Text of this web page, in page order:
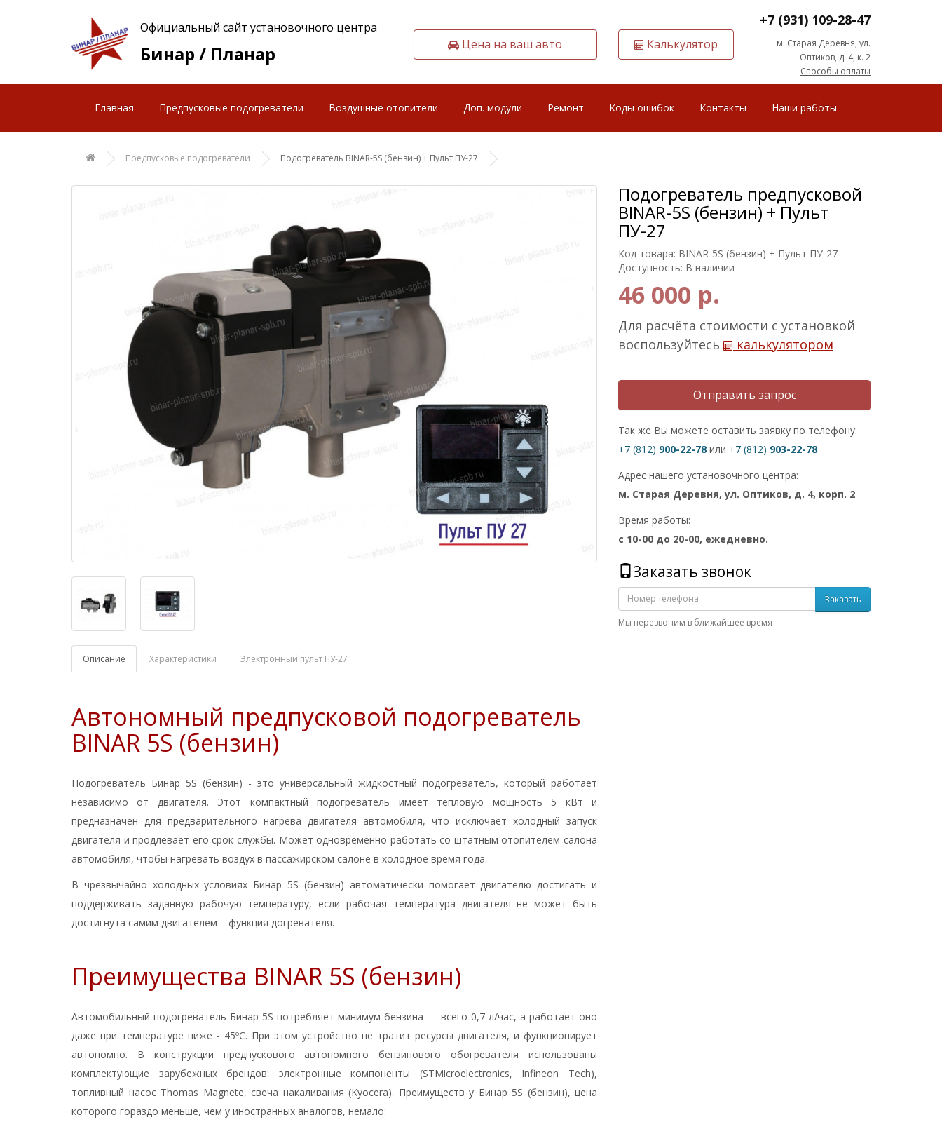
Официальный сайт установочного центра
Бинар / Планар Цена на ваш авто Калькулятор
+7 (931) 109-28-47
м. Старая Деревня, ул.
Оптиков, д. 4, к. 2
Способы оплаты
Главная Предпусковые подогреватели Воздушные отопители Доп. модули Ремонт Коды ошибок Контакты Наши работы
Предпусковые подогреватели Подогреватель BINAR-5S (бензин) + Пульт ПУ-27
Описание Характеристики Электронный пульт ПУ-27
Автономный предпусковой подогреватель
BINAR 5S (бензин)
Подогреватель Бинар 5S (бензин) - это универсальный жидкостный подогреватель, который работает
независимо от двигателя. Этот компактный подогреватель имеет тепловую мощность 5 кВт и
предназначен для предварительного нагрева двигателя автомобиля, что исключает холодный запуск
двигателя и продлевает его срок службы. Может одновременно работать со штатным отопителем салона
автомобиля, чтобы нагревать воздух в пассажирском салоне в холодное время года.
В чрезвычайно холодных условиях Бинар 5S (бензин) автоматически помогает двигателю достигать и
поддерживать заданную рабочую температуру, если рабочая температура двигателя не может быть
достигнута самим двигателем – функция догревателя.
Преимущества BINAR 5S (бензин)
Автомобильный подогреватель Бинар 5S потребляет минимум бензина — всего 0,7 л/час, а работает оно
даже при температуре ниже - 45ºC. При этом устройство не тратит ресурсы двигателя, и функционирует
автономно. В конструкции предпускового автономного бензинового обогревателя использованы
комплектующие зарубежных брендов: электронные компоненты (STMicroelectronics, Infineon Tech),
топливный насос Thomas Magnete, свеча накаливания (Kyocera). Преимуществ у Бинар 5S (бензин), цена
которого гораздо меньше, чем у иностранных аналогов, немало:
Подогреватель предпусковой
BINAR-5S (бензин) + Пульт
ПУ-27
Код товара: BINAR-5S (бензин) + Пульт ПУ-27
Доступность: В наличии
46 000 р.
Для расчёта стоимости с установкой
воспользуйтесь
калькулятором
Отправить запрос
Так же Вы можете оставить заявку по телефону:
+7 (812) 900-22-78 или +7 (812) 903-22-78
Адрес нашего установочного центра:
м. Старая Деревня, ул. Оптиков, д. 4, корп. 2
Время работы:
с 10-00 до 20-00, ежедневно.
Заказать звонок
Заказать
Мы перезвоним в ближайшее время